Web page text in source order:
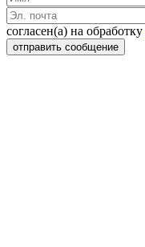
согласен(а) на обработку
отправить сообщение